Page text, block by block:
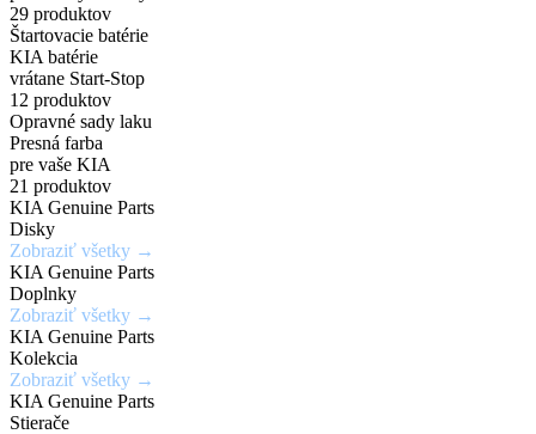
výhodné
ceny
Získaj
výhody,
ktoré
inde
nedostaneš
Zaregistrovať
sa
číslo
dielu
a
zistite
aktuálnu
cenu
a
dostupnosť
Vyhľadať
diel
5x114,3mm
/
ET52
Kúpiť
teraz
vozidlá
Mimoriadne
odolné
voči
krúteniu
alebo
ohýbaniu
Zobraziť
ponuku
kolesá
s
istotou
a
eleganciou
Kúpiť
teraz
odtieňov
Ideálne
riešenie
pre
rýchle
a
jednoduché
opravy
drobných
poškodení
laku
karosérie
29 produktov
Štartovacie batérie
KIA batérie
vrátane Start-Stop
12 produktov
Opravné sady laku
Presná farba
pre vaše KIA
21 produktov
KIA Genuine Parts
Disky
Zobraziť všetky →
KIA Genuine Parts
Doplnky
Zobraziť všetky →
KIA Genuine Parts
Kolekcia
Zobraziť všetky →
KIA Genuine Parts
Stierače